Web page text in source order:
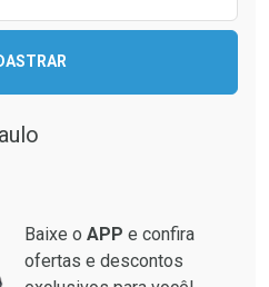
Comprar sem Desconto
Comprar sem Desconto
Baixe o APP e confira
ofertas e descontos